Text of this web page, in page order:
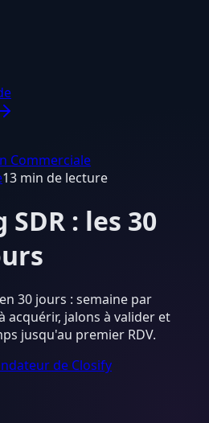
Commerciale
13 min de lecture
: les 30
30 jours : semaine par
acquérir, jalons à valider et
jusqu'au premier RDV.
de Closify